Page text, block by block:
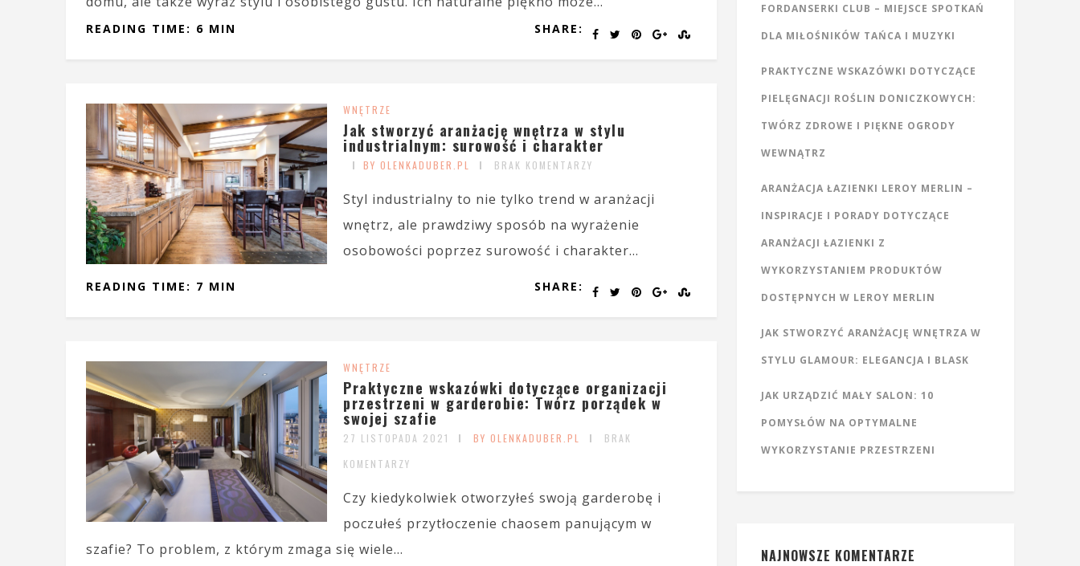
SHARE:
READING TIME: 6 MIN
WNĘTRZE
Jak stworzyć aranżację wnętrza w stylu
industrialnym: surowość i charakter
BY OLENKADUBER.PL BRAK KOMENTARZY
Styl industrialny to nie tylko trend w aranżacji
wnętrz, ale prawdziwy sposób na wyrażenie
osobowości poprzez surowość i charakter...
SHARE:
READING TIME: 7 MIN
WNĘTRZE
Praktyczne wskazówki dotyczące organizacji
przestrzeni w garderobie: Twórz porządek w
swojej szafie
27 LISTOPADA 2021 BY OLENKADUBER.PL
BRAK
KOMENTARZY
Czy kiedykolwiek otworzyłeś swoją garderobę i
poczułeś przytłoczenie chaosem panującym w
szafie? To problem, z którym zmaga się wiele...
FORDANSERKI CLUB – MIEJSCE SPOTKAŃ
DLA MIŁOŚNIKÓW TAŃCA I MUZYKI
PRAKTYCZNE WSKAZÓWKI DOTYCZĄCE
PIELĘGNACJI ROŚLIN DONICZKOWYCH:
TWÓRZ ZDROWE I PIĘKNE OGRODY
WEWNĄTRZ
ARANŻACJA ŁAZIENKI LEROY MERLIN –
INSPIRACJE I PORADY DOTYCZĄCE
ARANŻACJI ŁAZIENKI Z
WYKORZYSTANIEM PRODUKTÓW
DOSTĘPNYCH W LEROY MERLIN
JAK STWORZYĆ ARANŻACJĘ WNĘTRZA W
STYLU GLAMOUR: ELEGANCJA I BLASK
JAK URZĄDZIĆ MAŁY SALON: 10
POMYSŁÓW NA OPTYMALNE
WYKORZYSTANIE PRZESTRZENI
NAJNOWSZE KOMENTARZE